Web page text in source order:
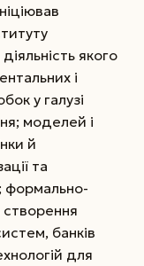
якого
і
у галузі
моделей і
й
та
формально-
створення
банків
для